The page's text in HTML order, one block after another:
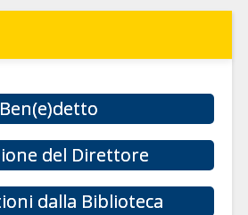
Ben(e)detto
del Direttore
dalla Biblioteca